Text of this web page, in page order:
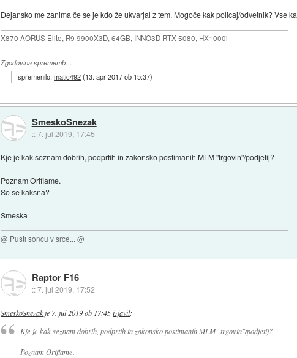
Dejansko me zanima če se je kdo že ukvarjal z tem. Mogoče kak policaj/odvetnik? Vse
X870 AORUS Elite, R9 9900X3D, 64GB, INNO3D RTX 5080, HX1000i
Zgodovina sprememb…
spremenilo:matic492(13. apr 2017 ob 15:37)
SmeskoSnezak
::7. jul 2019, 17:45
Kje je kak seznam dobrih, podprtih in zakonsko postimanih MLM "trgovin"/podjetij?
Poznam Oriflame.
So se kaksna?
Smeska
@ Pusti soncu v srce... @
Raptor F16
::7. jul 2019, 17:52
SmeskoSnezakje 7. jul 2019 ob 17:45 izjavil:
Kje je kak seznam dobrih, podprtih in zakonsko postimanih MLM "trgovin"/podjetij?
Poznam Oriflame.